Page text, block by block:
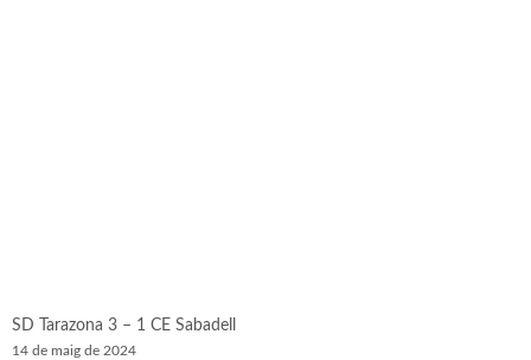
SD Tarazona 3 – 1 CE Sabadell
14 de maig de 2024